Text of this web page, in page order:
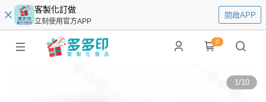
客製化訂做
立刻使用官方APP
開啟APP
0
1/10